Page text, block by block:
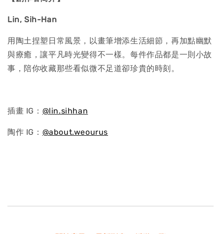
Lin, Sih-Han
用陶土捏塑日常風景，以畫筆增添生活細節，再加點幽默
與療癒，讓平凡時光變得不一樣。每件作品都是一則小故
事，陪你收藏那些看似微不足道卻珍貴的時刻。
插畫 IG： @lin.sihhan
陶作 IG： @about.weourus